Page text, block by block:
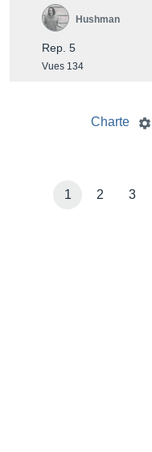
Rep. 5
Vues 134
Hushman
Charte
1 2 3